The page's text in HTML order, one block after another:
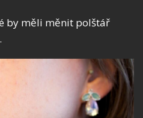
by měli měnit polštář